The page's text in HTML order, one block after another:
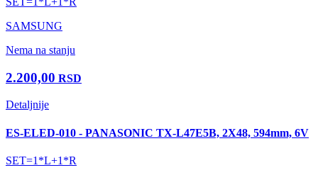
SAMSUNG
Nema na stanju
2.200,00 RSD
Detaljnije
ES-ELED-010 - PANASONIC TX-L47E5B, 2X48, 594mm, 6V
SET=1*L+1*R